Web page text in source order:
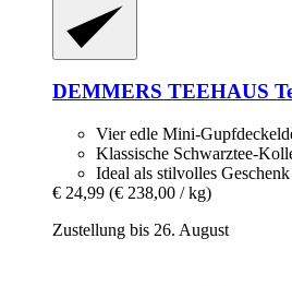
DEMMERS TEEHAUS
Vier edle Mini-
Klassische Schwarztee-
Ideal als stilvolles Geschenk
€ 24,99 (€ 238,00 / kg)
Zustellung bis 26. August